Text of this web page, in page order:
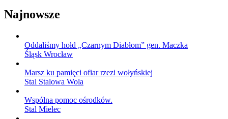
Najnowsze
Oddaliśmy hołd „Czarnym Diabłom” gen. Maczka
Śląsk Wrocław
Marsz ku pamięci ofiar rzezi wołyńskiej
Stal Stalowa Wola
Wspólna pomoc ośrodków.
Stal Mielec